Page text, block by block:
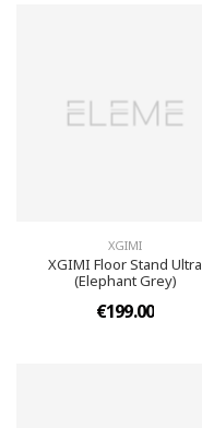
XGIMI
XGIMI Floor Stand Ultra
(Elephant Grey)
€199.00